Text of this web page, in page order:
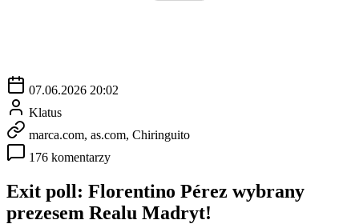
07.06.2026 20:02
Klatus
marca.com, as.com, Chiringuito
176 komentarzy
Exit poll: Florentino Pérez wybrany
prezesem Realu Madryt!